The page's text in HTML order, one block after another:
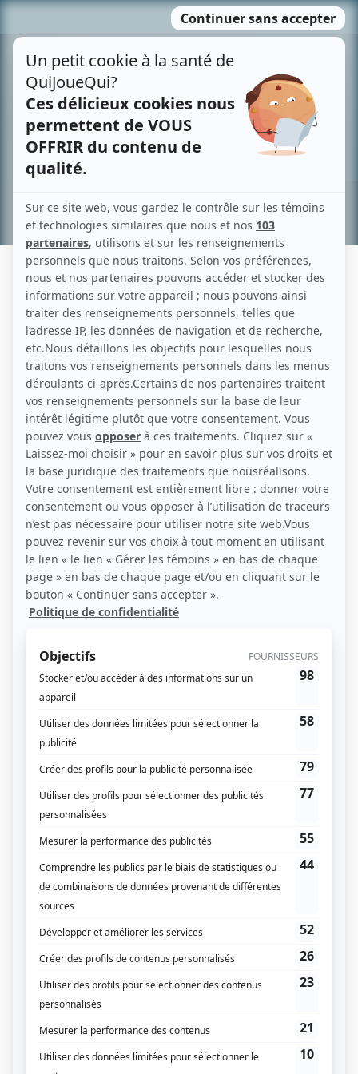
MENU
contenu
Recherche avancée »
IL ÉTAIT UNE FOIS
Description sommaire de l'histoire
Résumé non disponible. Adaptée par Robert Choquette.
(Source: La semaine à Radio-Canada)
Liens
Fiche de Il était une fois sur Showbizz.net
Genre
Téléthéâtre ou dramatique
Réalisation
Noël Gauvin
Textes
Francis de Croisset
Compagnie de production
Diffuseur(s)
Radio-Canada
Dates de diffusion
Le 14 mars 1954
1 épisode au total
Distribution
François Rozet (Rôle inconnu)
Gisèle Schmidt(Rôle inconnu)
Roger Garceau
Rôle inconnu)
Paul Hébert(Rôle inconnu